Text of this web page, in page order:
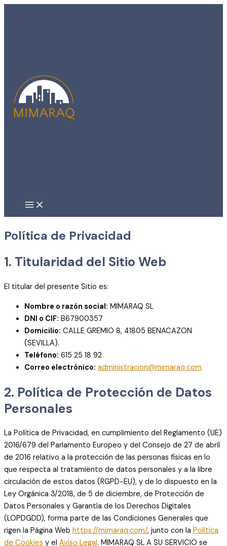
Ir
Main
Política de Privacidad
1. Titularidad del Sitio Web
El titular del presente Sitio es:
Nombre o razón social: MIMARAQ SL
DNI o CIF: B67900357
Domicilio: CALLE GREMIO 8, 41805 BENACAZON
(SEVILLA).
Teléfono: 615 25 18 92
Correo electrónico: administracion@mimaraq.com
2. Política de Protección de Datos
Personales
La Política de Privacidad, en cumplimiento del Reglamento (UE)
2016/679 del Parlamento Europeo y del Consejo de 27 de abril
de 2016 relativo a la protección de las personas físicas en lo
que respecta al tratamiento de datos personales y a la libre
circulación de estos datos (RGPD-EU), y de lo dispuesto en la
Ley Orgánica 3/2018, de 5 de diciembre, de Protección de
Datos Personales y Garantía de los Derechos Digitales
(LOPDGDD), forma parte de las Condiciones Generales que
rigen la Página Web https://mimaraq.com/, junto con la Política
de Cookies y el Aviso Legal. MIMARAQ SL A SU SERVICIO se